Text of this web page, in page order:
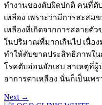
ทำงานของตับผิดปกติ คนที่ตั
เหลือง เพราะว่ามีการสะสม
เหลืองที่เกิดจากการสลายตัว
ในปริมาณที่มากเกินไป เนื่อ
ทำให้ตับขาดประสิทธิภาพใน
โรคตับอ่อนอักเสบ สาเหตุที่
อาการตาเหลือง นั่นก็เป็นเพ
Next →